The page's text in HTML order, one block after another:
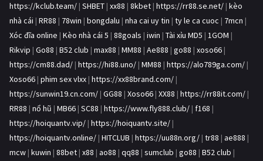
https://kclub.team/ | SHBET | xx88 | 8kbet | https://rr88.se.net/ | kèo
nhà cái | RR88 | 78win | bongdalu | nha cai uy tin | ty le ca cuoc | 7mcn |
Xóc đĩa online | Kèo nhà cái 5 | 88goals | iwin | Tài xỉu MD5 | 1GOM |
Rikvip | Go88 | B52 club | max88 | MM88 | Ae888 | go88 | xoso66 |
https://cm88.dad/ | https://hi88.uno/ | MM88 | https://alo789ga.com/ |
Xoso66 | phim sex vlxx | https://xx88brand.com/ |
https://sunwin19.cn.com/ | GG88 | Xoso66 | XX88 | https://rr88it.com/ |
RR88 | nổ hũ | MB66 | SC88 | https://www.fly888.club/ | f168 |
https://hoiquantv.vip/ | https://hoiquantv.site/ |
https://hoiquantv.online/ | HITCLUB | https://uu88n.org/ | tr88 | ae888 |
mcw | kuwin | 88bet | x88 | ao88 | qq88 | sumclub | go88 | B52 club |